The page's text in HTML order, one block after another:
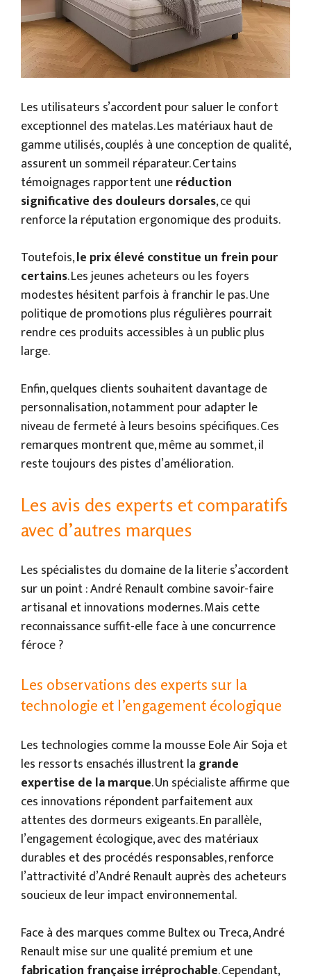
Les utilisateurs s’accordent pour saluer le confort
exceptionnel des matelas. Les matériaux haut de
gamme utilisés, couplés à une conception de qualité,
assurent un sommeil réparateur. Certains
témoignages rapportent uneréduction
significative des douleurs dorsales, ce qui
renforce la réputation ergonomique des produits.
Toutefois,le prix élevé constitue un frein pour
certains. Les jeunes acheteurs ou les foyers
modestes hésitent parfois à franchir le pas. Une
politique de promotions plus régulières pourrait
rendre ces produits accessibles à un public plus
large.
Enfin, quelques clients souhaitent davantage de
personnalisation, notamment pour adapter le
niveau de fermeté à leurs besoins spécifiques. Ces
remarques montrent que, même au sommet, il
reste toujours des pistes d’amélioration.
Les avis des experts et comparatifs
avec d’autres marques
Les spécialistes du domaine de la literie s’accordent
sur un point : André Renault combine savoir-faire
artisanal et innovations modernes. Mais cette
reconnaissance suffit-elle face à une concurrence
féroce ?
Les observations des experts sur la
technologie et l’engagement écologique
Les technologies comme la mousse Eole Air Soja et
les ressorts ensachés illustrent la grande
expertise de la marque. Un spécialiste affirme que
ces innovations répondent parfaitement aux
attentes des dormeurs exigeants. En parallèle,
l’engagement écologique, avec des matériaux
durables et des procédés responsables, renforce
l’attractivité d’André Renault auprès des acheteurs
soucieux de leur impact environnemental.
Face à des marques comme Bultex ou Treca, André
Renault mise sur une qualité premium et une
fabrication française irréprochable. Cependant,